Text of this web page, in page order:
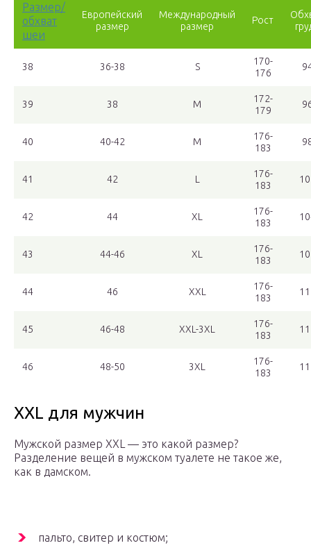
Размер/
обхват
шеи
Европейский
размер
Международный
размер
Рост
38 36-38 S
170-
176
39 38 M
172-
179
40 40-42 M
176-
183
41 42 L
176-
183
42 44 XL
176-
183
43 44-46 XL
176-
183
44 46 XXL
176-
183
45 46-48 XXL-3XL
176-
183
46 48-50 3XL
176-
183
XXL для мужчин
Мужской размер XXL — это какой размер?
Разделение вещей в мужском туалете не такое же,
как в дамском.
пальто, свитер и костюм;